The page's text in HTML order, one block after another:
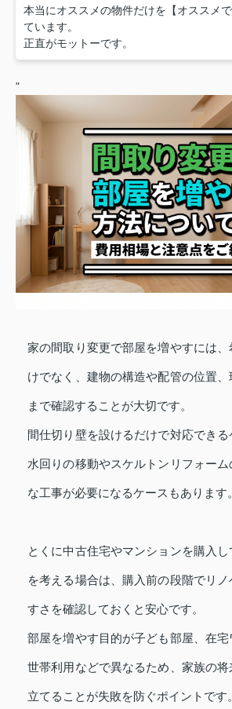
本当にオススメの物件だけを【オススメ
ています。
正直がモットーです。
"
家の間取り変更で部屋を増やすには
けでなく、建物の構造や配管の位置、
まで確認することが大切です。
間仕切り壁を設けるだけで対応できる
水回りの移動やスケルトンリフォーム
な工事が必要になるケースもあります。
とくに中古住宅やマンションを購入
を考える場合は、購入前の段階でリ
すさを確認しておくと安心です。
部屋を増やす目的が子ども部屋、在
世帯利用などで異なるため、家族の
立てることが失敗を防ぐポイントです。